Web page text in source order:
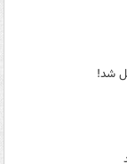
شد!